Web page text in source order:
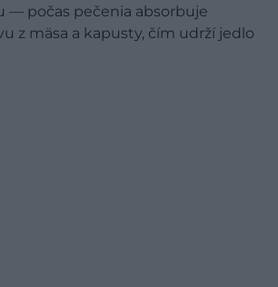
— počas pečenia absorbuje
z mäsa a kapusty, čím udrží jedlo